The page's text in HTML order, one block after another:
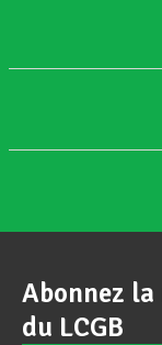
Abonnez
du LCGB